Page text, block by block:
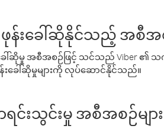
န်းခေါ်ဆိုနိုင်သည့် အစီအစ
ေါ်ဆိုမှု အစီအစဉ်ဖြင့် သင်သည် Viber ၏
ခေါ်ဆိုမှုများကို လုပ်ဆောင်နိုင်သည်။
င်းသွင်းမှု အစီအစဉ်များ